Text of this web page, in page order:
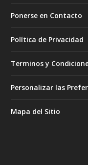
Ponerse en Contacto
Política de Privacidad
Terminos y
Personalizar las
Mapa del Sitio